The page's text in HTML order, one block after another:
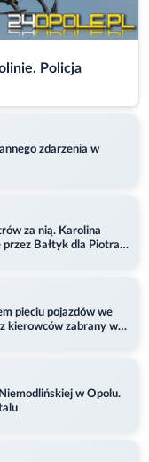
Policja
zdarzenia w
za nią. Karolina
przez Bałtyk dla Piotra.
pięciu pojazdów we
kierowców zabrany w
w Opolu.